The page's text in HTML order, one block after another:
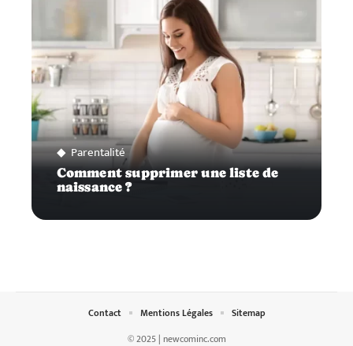
Parentalité
Comment supprimer une liste de
naissance ?
© 2025 | newcominc.com
Contact Mentions Légales Sitemap